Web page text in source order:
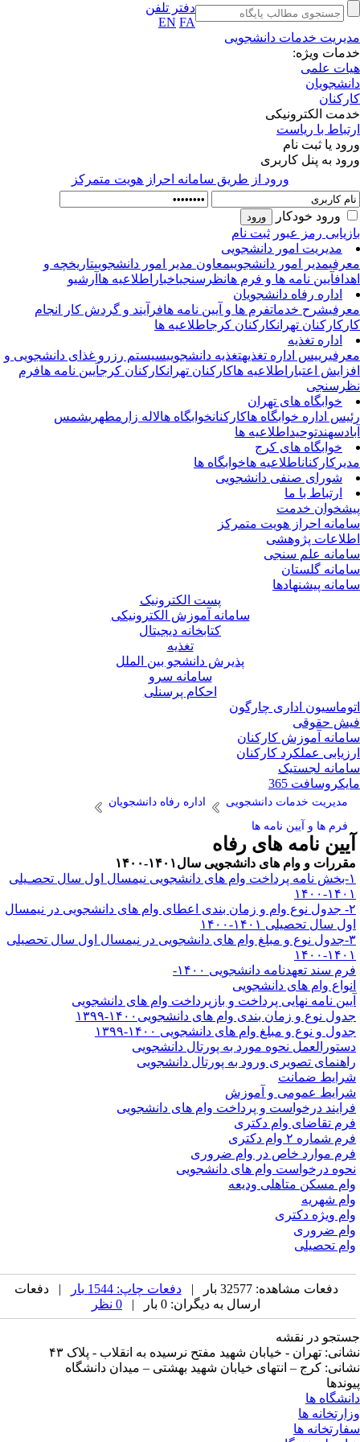
دفتر تلفن
EN FA
خدمات دانشجویی
ویژه:
علمی
الکترونیکی
با ریاست
یا ثبت نام
به پنل کاربری
ورود از طريق سامانه احراز هويت متمركز
ورود خودکار
رمز عبور ثبت نام
مدیریت امور دانشجویی
مدیر امور دانشجوییمعاون مدیر امور دانشجوییتاریخچه و
آیین نامه ها و فرم هانظرسنجیاخباراطلاعیه هاآرشیو
اداره رفاه دانشجویان
شرح خدماتفرم ها و آیین نامه هافرآیند و گردش کار انجام
کارکنان تهران کارکنان کرج اطلاعیه ها
اداره تغذیه
رییس اداره تغذیهتغذیه دانشجوییسیستم رزرو غذای دانشجویی و
اعتباراطلاعیه هاکارکنان تهران کارکنان کرج آیین نامه هافرم
خوابگاه های تهران
اداره خوابگاه هاکارکنانخوابگاه هالاله زار مطهریشمس
سهندتوحیداطلاعیه ها
خوابگاه های کرج
کارکناناطلاعیه هاخوابگاه ها
شورای صنفی دانشجویی
ارتباط با ما
خدمت
احراز هویت متمرکز
پژوهشی
علم سنجی
گلستان
پیشنهادها
پست الکترونیک
سامانه آموزش الکترونیکی
کتابخانه دیجیتال
تغذیه
پذیرش دانشجو بین الملل
سامانه سرو
احکام پرسنلی
اداری چارگون
حقوقی
آموزش کارکنان
عملکرد کارکنان
لجستیک
365
مدیریت خدمات دانشجویی
اداره رفاه دانشجویان
فرم ها و آیین نامه ها
نامه های رفاه
و وام های دانشجویی سال۱۴۰۱-۱۴۰۰
۱-بخش نامه پرداخت وام های دانشجویی نیمسال اول سال تحصـیلی
۱۴۰۰
۲- جدول نوع وام و زمان بندی اعطای وام های دانشجویی در نیمسال
سال تحصیلی ۱۴۰۱-۱۴۰۰
۳-جدول نوع و مبلغ وام های دانشجویی در نیمسال اول سال تحصیلی
۱۴۰۰
سند تعهدنامه دانشجویی ۱۴۰۰-
وام های دانشجویی
نامه نهایی پرداخت و بازپرداخت وام های دانشجویی
نوع و زمان بندی وام های دانشجویی۱۴۰۰-۱۳۹۹
و نوع و مبلغ وام های دانشجویی ۱۴۰۰-۱۳۹۹
نحوه مورد به پورتال دانشجویی
تصویری ورود به پورتال دانشجویی
ضمانت
عمومی و آموزش
درخواست و پرداخت وام های دانشجویی
تقاضای وام دکتری
شماره ۲ وام دکتری
موارد خاص در وام ضروری
درخواست وام های دانشجویی
مسکن متاهلی ودیعه
شهریه
ویژه دکتری
ضروری
تحصیلی
دفعات مشاهده: 32577 بار | دفعات چاپ: 1544 بار
| دفعات
ارسال به دیگران: 0 بار |
در نقشه
تهران - خیابان شهید مفتح نرسیده به انقلاب - پلاک ۴۳
کرج – انتهای خیابان شهید بهشتی – میدان دانشگاه
ها
ها
ها